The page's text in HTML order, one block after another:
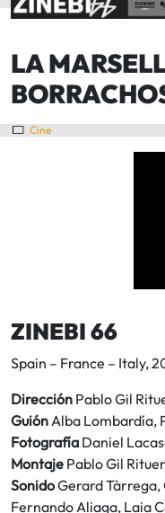
LA
Cine
ZINEBI 66
Spain – France – Italy,
Dirección Pablo Gil
Guión Alba Lombardía,
Fotografía Daniel
Montaje Pablo Gil
SonidoGerard Tàrrega,
Fernando Aliaga, Laia